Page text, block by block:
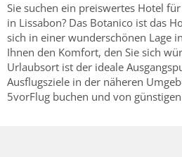
Sie suchen ein preiswertes Hotel
in Lissabon? Das Botanico ist das
sich in einer wunderschönen Lage
Ihnen den Komfort, den Sie sich
Urlaubsort ist der ideale
Ausflugsziele in der näheren
5vorFlug buchen und von